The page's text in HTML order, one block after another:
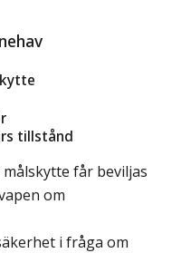
tillstånd
får beviljas
om
i fråga om